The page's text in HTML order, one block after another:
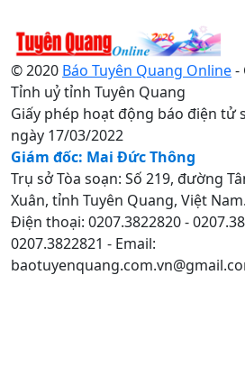
© 2020 Báo Tuyên Quang Online-
Tỉnh uỷ tỉnh Tuyên Quang
Giấy phép hoạt động báo điện tử
ngày 17/03/2022
Giám đốc: Mai Đức Thông
Trụ sở Tòa soạn: Số 219, đường
Xuân, tỉnh Tuyên Quang, Việt Nam.
Điện thoại: 0207.3822820 -
0207.3822821 - Email: